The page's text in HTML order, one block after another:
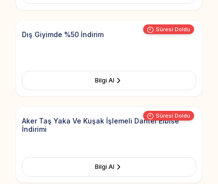
Süresi Doldu
Add to
Dış Giyimde %50 İndirim
Bilgi Al
Süresi Doldu
Add to
Aker Taş Yaka Ve Kuşak İşlemeli Dantel Elbise
İndirimi
Bilgi Al
Add to